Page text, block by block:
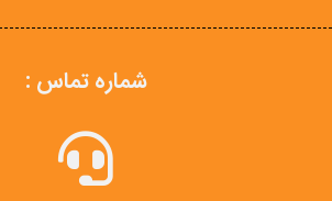
شماره تماس :